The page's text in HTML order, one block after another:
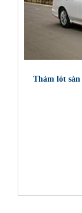
Thảm lót